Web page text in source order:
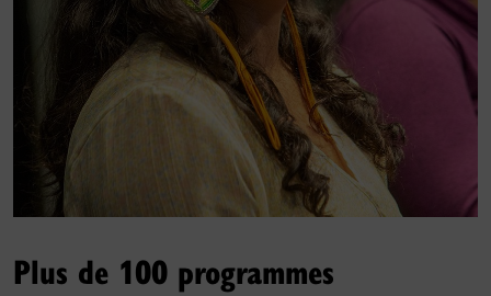
Plus de 100 programmes